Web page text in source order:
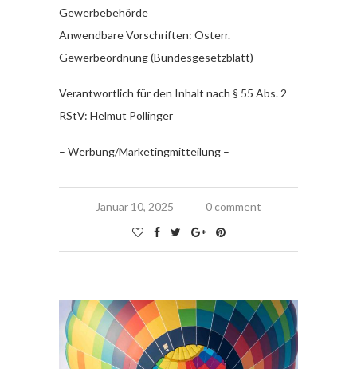
Gewerbebehörde
Anwendbare Vorschriften: Österr.
Gewerbeordnung (Bundesgesetzblatt)
Verantwortlich für den Inhalt nach § 55 Abs. 2
RStV: Helmut Pollinger
– Werbung/Marketingmitteilung –
Januar 10, 2025 0 comment